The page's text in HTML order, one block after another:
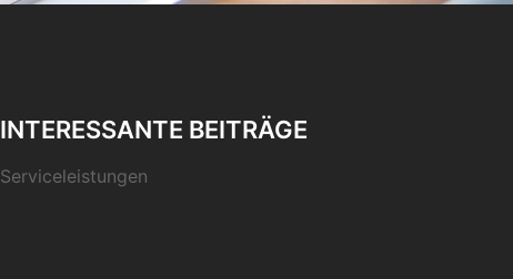
INTERESSANTE BEITRÄGE
Serviceleistungen